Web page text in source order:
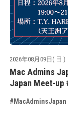
2026年08月09日( 日 )
Mac Admins
Japan Meet-
#MacAdminsJapan